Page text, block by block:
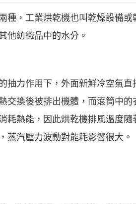
種，工業烘乾機也叫乾燥設備
他紡織品中的水分。
抽力作用下，外面新鮮冷空氣
交換後被排出機體，而滾筒中
耗熱能，因此烘乾機排風溫度
蒸汽壓力波動對能耗影響很大。